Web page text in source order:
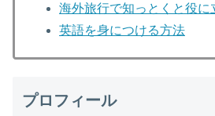
海外旅行で知っとくと役に
英語を身につける方法
プロフィール